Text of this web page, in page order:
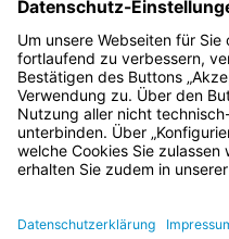
Höhlenrettung oder
§ 24 Auswahlverfahren bei
Wasserrettung
Bayern.de
BayernPortal
Impressum